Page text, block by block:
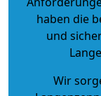
haben die
und
Wir